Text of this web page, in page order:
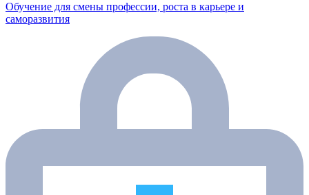
Обучение для смены профессии, роста в карьере и
саморазвития